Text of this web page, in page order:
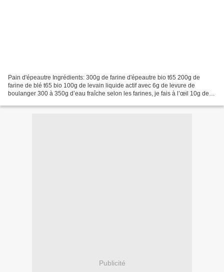
Pain d'épeautre Ingrédients: 300g de farine d'épeautre bio t65 200g de
farine de blé t65 bio 100g de levain liquide actif avec 6g de levure de
boulanger 300 à 350g d’eau fraîche selon les farines, je fais à l’œil 10g de
Publicité